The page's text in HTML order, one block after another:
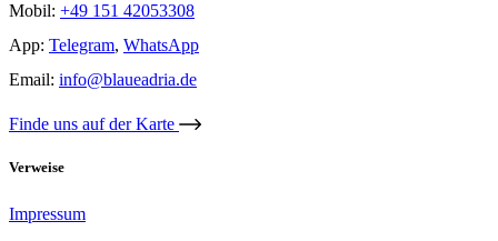
Mobil: +49 151 42053308
App: Telegram, WhatsApp
Email: info@blaueadria.de
Finde uns auf der Karte
Verweise
Impressum